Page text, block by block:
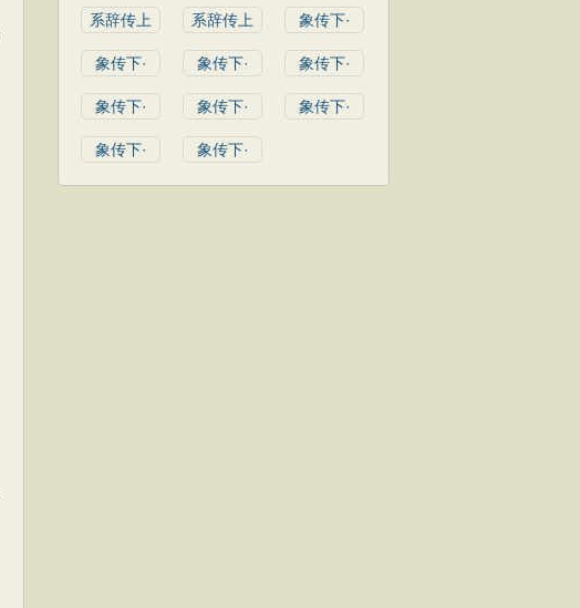
系辞传上 系辞传上 象传下·
象传下· 象传下· 象传下·
象传下· 象传下· 象传下·
象传下· 象传下·